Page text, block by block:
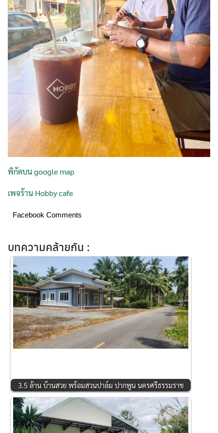
Search
พิกัดบน google map
เพจร้าน Hobby cafe
Facebook Comments
บทความคล้ายกัน :
3.5 ล้าน บ้านสวย พร้อมสวนปาล์ม ปากพูน นครศรีธรรมราช